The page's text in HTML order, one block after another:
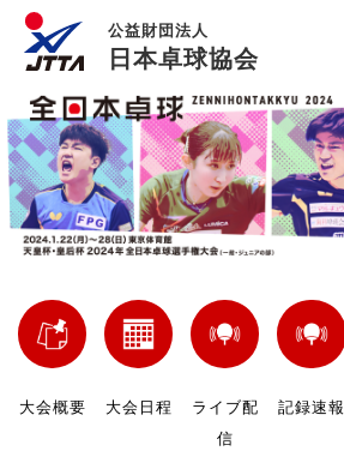
公益財団法人
日本卓球協会
大会概要 大会日程
ライブ配
信
記録速報